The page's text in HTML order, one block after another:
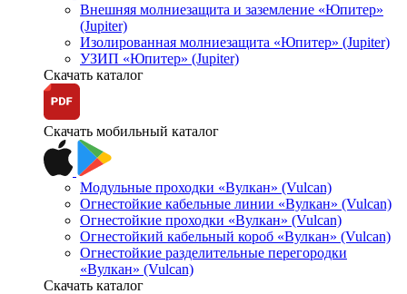
Внешняя молниезащита и заземление «Юпитер»
(Jupiter)
Изолированная молниезащита «Юпитер» (Jupiter)
УЗИП «Юпитер» (Jupiter)
Скачать каталог
Скачать мобильный каталог
Модульные проходки «Вулкан» (Vulcan)
Огнестойкие кабельные линии «Вулкан» (Vulcan)
Огнестойкие проходки «Вулкан» (Vulcan)
Огнестойкий кабельный короб «Вулкан» (Vulcan)
Огнестойкие разделительные перегородки
«Вулкан» (Vulcan)
Скачать каталог